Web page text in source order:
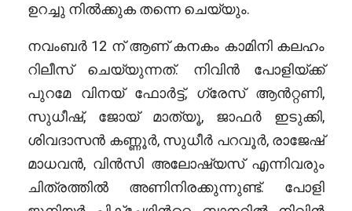
ഉറച്ചു നിൽക്കുക തന്നെ ചെയ്യും.
നവംബർ 12 ന് ആണ് കനകം കാമിനി കലഹം
റിലീസ് ചെയ്യുന്നത്. നിവിൻ പോളിയ്ക്ക്
പുറമേ വിനയ് ഫോർട്ട്, ഗ്രേസ് ആൻറ്റണി,
സുധീഷ്, ജോയ് മാത്യൂ, ജാഫർ ഇടുക്കി,
ശിവദാസൻ കണ്ണൂർ, സുധീർ പറവൂർ, രാജേഷ്
മാധവൻ, വിൻസി അലോഷ്യസ് എന്നിവരും
ചിത്രത്തിൽ അണിനിരക്കുന്നുണ്ട്. പോളി